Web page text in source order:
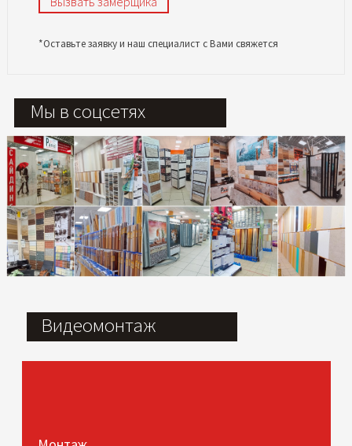
*Оставьте заявку и наш специалист с Вами свяжется
Мы в соцсетях
Видеомонтаж